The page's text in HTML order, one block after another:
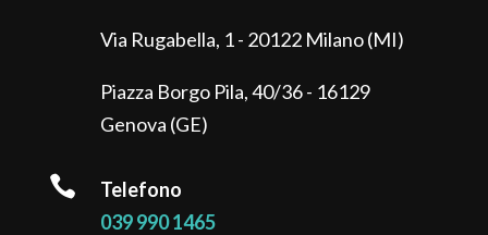
Via Rugabella, 1 - 20122 Milano (MI)
Piazza Borgo Pila, 40/36 - 16129
Genova (GE)

Telefono
039 990 1465